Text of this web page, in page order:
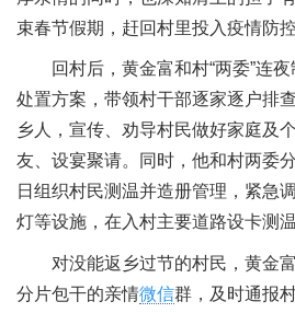
束春节假期，赶回村里投入疫情防控
回村后，黄金富和村“两委”连
处置方案，带领村干部逐家逐户排
乡人，宣传、劝导村民做好家庭及
友、设宴聚请。同时，他和村两委
日组织村民测温并造册管理，紧急
灯等设施，在入村主要道路设卡测
对没能返乡过节的村民，黄金
分片包干的亲情微信群，及时通报